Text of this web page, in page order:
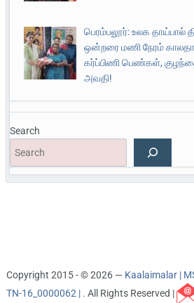
பெரம்பலூர்: உலக தாய்பால்
ஒன்றரை மணி நேரம்
கர்ப்பிணி பெண்கள்,
அவதி!
Search
Copyright 2015 - © 2026 — Kaalaimalar |
TN-16_0000062 | . All Rights Reserved |